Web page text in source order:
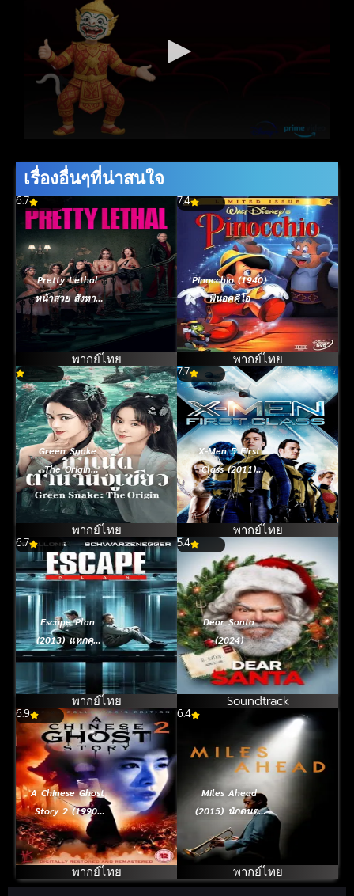
เรื่องอื่นๆที่น่าสนใจ
6.7
Pretty Lethal
หน้าสวย สังหาร
(2026)
พากย์ไทย
7.4
Pinocchio (1940)
พินอคคิโอ
พากย์ไทย
Green Snake
The Origin
(2025) กำเนิด
ตำนานงูเขียว
พากย์ไทย
7.7
X-Men 5 First
Class (2011)
เอ็กซ์ เม็น รุ่น 1
พากย์ไทย
6.7
Escape Plan
(2013) แหกคุก
มหาประลัย
พากย์ไทย
5.4
Dear Santa
(2024)
Soundtrack
6.9
A Chinese Ghost
Story 2 (1990)
โปเยโปโลเย ภาค
2
พากย์ไทย
6.4
Miles Ahead
(2015) นักดนตรี
แจ๊สของอเมริกา
ไมล์ส เดวิส
พากย์ไทย